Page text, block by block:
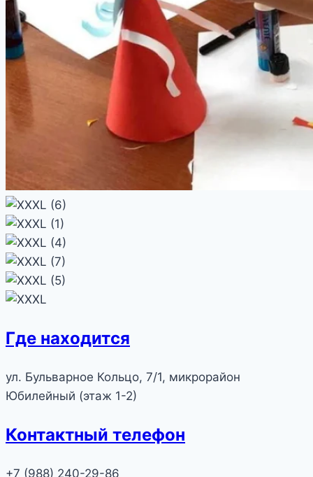
Где находится
ул. Бульварное Кольцо, 7/1, микрорайон
Юбилейный (этаж 1-2)
Контактный телефон
+7 (988) 240-29-86